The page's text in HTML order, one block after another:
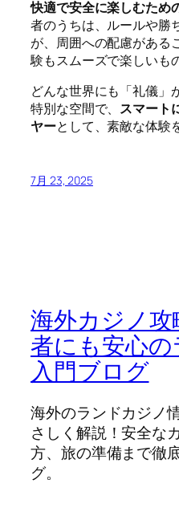
快適で安全に楽しむため
者のうちは、ルールや勝
が、周囲への配慮がある
験もスムーズで楽しいも
どんな世界にも「礼儀」
特別な空間で、 スマート
ヤーとして、素敵な体験
7月 23, 2025
海外カジノ
者にも安心
入門ブログ
海外のランドカジノ
さしく解説！安全な
方、旅の準備まで徹
グ。